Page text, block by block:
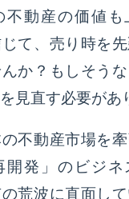
不動産の価値も
て、売り時を
か？もしそう
見直す必要があ
不動産市場を
開発」のビジネ
荒波に直面して